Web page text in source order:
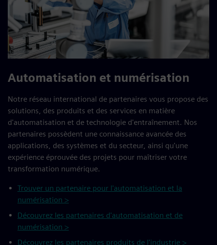
Automatisation et numérisation
Notre réseau international de partenaires vous propose des
solutions, des produits et des services en matière
d'automatisation et de technologie d'entraînement. Nos
partenaires possèdent une connaissance avancée des
applications, des systèmes et du secteur, ainsi qu'une
expérience éprouvée des projets pour maîtriser votre
transformation numérique.
Trouver un partenaire pour l'automatisation et la
numérisation >
Découvrez les partenaires d'automatisation et de
numérisation >
Découvrez les partenaires produits de l'industrie >